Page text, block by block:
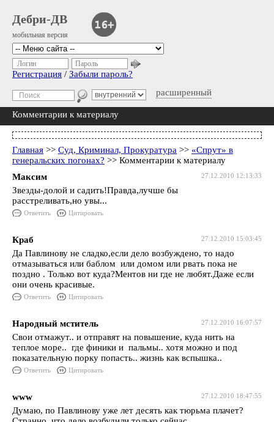
Дебри-ДВ
мобильная версия
расширенный
Логин Пароль
Регистрация / Забыли пароль?
Комментарии к материалу
Главная >> Суд, Криминал, Прокуратура >> «Спрут» в
генеральских погонах? >> Комментарии к материалу
27.12.2010 12:13:33
Максим
Звезды-долой и садить!Правда,лучше бы
расстреливать,но увы...
Ответить Цитировать
27.12.2010 15:03:45
Краб
Да Павлинову не сладко,если дело возбуждено, то надо
отмазываться или баблом или домом или рвать пока не
поздно . Только вот куда?Ментов ни где не любят.Даже если
они очень красивые.
Ответить Цитировать
27.12.2010 16:07:57
Народный мститель
Свои отмажут.. и отправят на повышение, куда нить на
теплое море.. где финики и пальмы.. хотя можно и под
показательную порку попасть.. жизнь как вспышка..
Ответить Цитировать
27.12.2010 18:47:55
www
Думаю, по Павлинову уже лет десять как тюрьма плачет?